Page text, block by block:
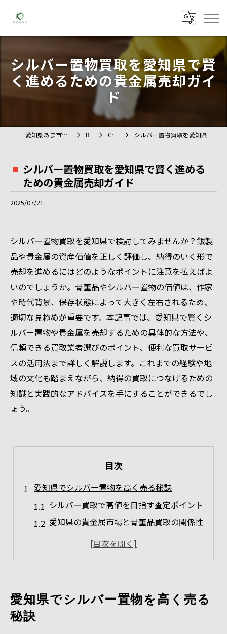
シルバー置物買取を愛知県で賢
く進めるための貴金属売却ガイ
ド
愛知県あま市の不用品回収ならTAG BLOG COLUMN シルバー置物買取を愛知県で賢く進めるための貴金属売却ガイド
シルバー置物買取を愛知県で賢く進める
ための貴金属売却ガイド
2025/07/21
シルバー置物買取を愛知県で検討してみませんか？銀製
品や貴金属の資産価値を正しく評価し、納得のいく形で
売却を進めるにはどのようなポイントに注意を払えばよ
いのでしょうか。骨董品やシルバー置物の価値は、作家
や時代背景、保存状態によって大きく左右されるため、
適切な見極めが重要です。本記事では、愛知県で賢くシ
ルバー置物や貴金属を売却するための具体的な方法や、
信頼できる買取業者選びのポイント、便利な買取サービ
スの活用法まで詳しく解説します。これまでの経験や地
域の文化も踏まえながら、納得の買取につなげるための
知識と実践的なアドバイスを手にすることができるでし
ょう。
目次
愛知県でシルバー置物を高く売る秘訣
シルバー買取で高値を目指す査定ポイント
愛知県の貴金属市場と骨董品買取の関係性
骨董品買取のおすすめ情報と選び方のコツ
シルバー置物を高く売るための準備法
貴金属や骨董品の賢い買取術とは
愛知県でシルバー置物を高く売る
秘訣